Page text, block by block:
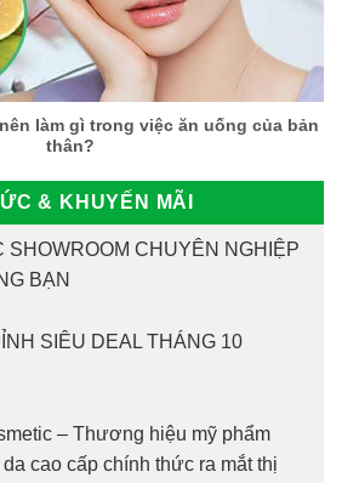
làm gì trong việc ăn uống của bản
thân?
& KHUYẾN MÃI
SHOWROOM CHUYÊN NGHIỆP
BẠN
SIÊU DEAL THÁNG 10
– Thương hiệu mỹ phẩm
cao cấp chính thức ra mắt thị